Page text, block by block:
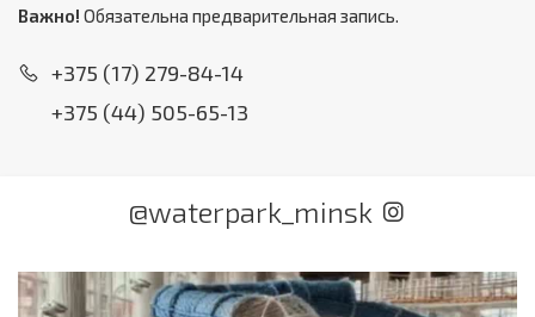
Важно! Обязательна предварительная запись.
+375 (17) 279-84-14
+375 (44) 505-65-13
@waterpark_minsk